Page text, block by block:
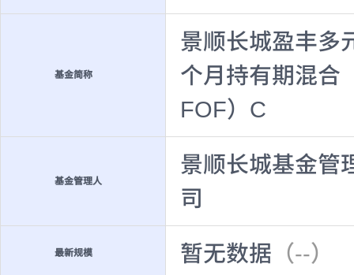
基金简称
景顺长城盈丰多
个月持有期混合
FOF）C
基金管理人
景顺长城基金管
司
最新规模 暂无数据 （--）